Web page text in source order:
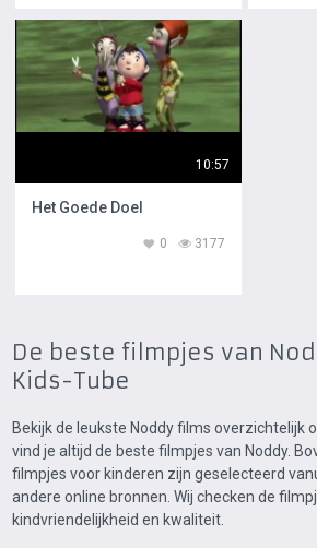
10:57
Het Goede Doel
3177
0
De beste filmpjes van
Kids-Tube
Bekijk de leukste Noddy films overzichtelijk
vind je altijd de beste filmpjes van Noddy.
filmpjes voor kinderen zijn geselecteerd
andere online bronnen. Wij checken de
kindvriendelijkheid en kwaliteit.